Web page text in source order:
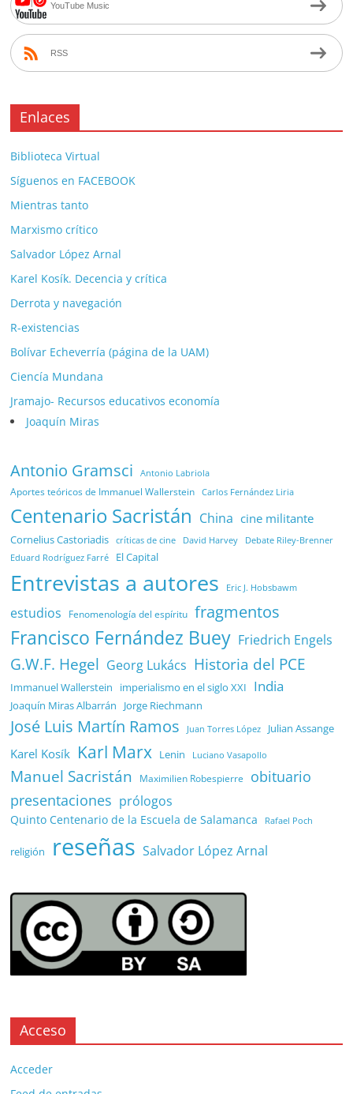
YouTube Music
RSS
Enlaces
Biblioteca Virtual
Síguenos en FACEBOOK
Mientras tanto
Marxismo crítico
Salvador López Arnal
Karel Kosík. Decencia y crítica
Derrota y navegación
R-existencias
Bolívar Echeverría (página de la UAM)
Ciencía Mundana
Jramajo- Recursos educativos economía
Joaquín Miras
Antonio Gramsci Antonio Labriola
Aportes teóricos de Immanuel Wallerstein Carlos Fernández Liria
Centenario Sacristán China cine militante
Cornelius Castoriadis críticas de cine David Harvey Debate Riley-Brenner
Eduard Rodríguez Farré El Capital
Entrevistas a autores Eric J. Hobsbawm
estudios Fenomenología del espíritu fragmentos
Francisco Fernández Buey Friedrich Engels
G.W.F. Hegel Georg Lukács Historia del PCE
Immanuel Wallerstein imperialismo en el siglo XXI India
Joaquín Miras Albarrán Jorge Riechmann
José Luis Martín Ramos Juan Torres López Julian Assange
Karel Kosík Karl Marx Lenin Luciano Vasapollo
Manuel Sacristán Maximilien Robespierre
obituario
presentaciones prólogos
Quinto Centenario de la Escuela de Salamanca Rafael Poch
religión reseñas Salvador López Arnal
Acceso
Acceder